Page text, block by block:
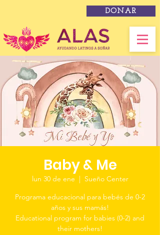
DONAR
Baby & Me
lun 30 de ene
  |
Sueño Center
Programa educacional para bebés de 0-2
años y sus mamás!
Educational program for babies (0-2) and